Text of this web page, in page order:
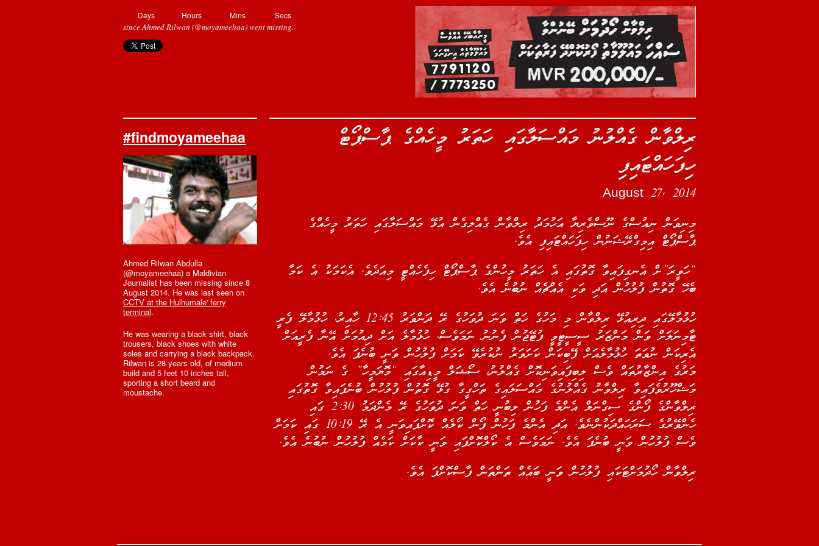
Days Hours Mins Secs
since Ahmed Rilwan (@moyameehaa) went missing.
#findmoyameehaa
Ahmed Rilwan Abdulla
(@moyameehaa) a Maldivian
Journalist has been missing since 8
August 2014. He was last seen on
CCTV at the Hulhumale' ferry
terminal.
He was wearing a black shirt, black
trousers, black shoes with white
soles and carrying a black backpack.
Rilwan is 28 years old, of medium
build and 5 feet 10 inches tall,
sporting a short beard and
moustache.
ރިލްވާން ގެއްލުނު މައްސަލާގައި ހަތަރު މީހެއްގެ ޕާސްޕޯޓް
ހިފަހައްޓައިފި
August 27, 2014
މިނިވަން ނިއުސްގެ ނޫސްވެރިޔާ އަހުމަދު ރިލްވާން ގެއްލިގެން އުޅޭ މައްސަލާގައި ހަތަރު މީހެއްގެ
ޕާސްޕޯޓް އިމިގްރޭޝަނުން ހިފަހައްޓައިފި އެވެ.
“ހަވީރަ”ށް އެނގިފައިވާ ގޮތުގައި އެ ހަތަރު މީހުންގެ ޕާސްޕޯޓް ހިފެހެއްޓީ މިއަދެވެ. އެކަމަކު އެ ކަމާ
ބެހޭ ގޮތުން ފުލުހުން އަދި ވަކި އެއްޗެއް ނުބުނެ އެވެ.
ހުޅުމާލޭގައި ދިރިއުޅޭ ރިލްވާން މި މަހުގެ ހަތް ވަނަ ދުވަހުގެ ރޭ ދަންވަރު 12:45 ހާއިރު، ހުޅުމާލޭ ފެރީ
ޓާމިނަލަށް ވަން މަންޒަރު ސީސީޓީވީ ފުޓޭޖުން ފެނުނު ނަމަވެސް، ހުޅުމާލެ އަށް ދިއުމަށް އޭނާ ފެރީއަށް
އެރިކަން ނުވަތަ ހުޅުމާލެއަށް ފޭބިކަން ކަށަވަރު ނުކުރެވޭ ކަމަށް ފުލުހުން ވަނީ ބުނެފަ އެވެ.
މަރުގެ އިންޒާރުތައް ވެސް ލިބިފައިވަނިކޮށް ގެއްލުނު، ސޯޝަލް މީޑިއާގައި “މޮޔަމީހާ” ގެ ނަމުން
މަޝްހޫރުވެފައިވާ ރިލްވާނު ގެއްލުނުގެ މައްސަލައިގެ ތަހްގީގާ ގުޅޭ ގޮތުން ފުލުހުން ބުނެފައިވާ ގޮތުގައި
ރިލްވާންގެ ފޯންގެ ސިގްނަލް އެންމެ ފަހުން ލިބުނީ ހަތް ވަނަ ދުވަހުގެ ރޭ މެންދަމު 2:30 ގައި
ހެންވޭރުގެ ސަރަހައްދަކުންނެވެ. އަދި އެންމެ ފަހުން ފޯން ކޯލެއް ކޮށްފައިވަނީ އެ ރޭ 10:19 ގައި ކަމަށް
ވެސް ފުލުހުން ވަނީ ބުނެފަ އެވެ. ނަމަވެސް އެ ކޯލްކޮށްފައި ވަނީ ކާކަށް ކަމެއް ފުލުހުން ނުބުނެ އެވެ.
ރިލްވާން ހޯދުމަށްޓަކައި ފުލުހުން ވަނީ ބައެއް ތަންތަން ފާސްކޮށްފަ އެވެ.